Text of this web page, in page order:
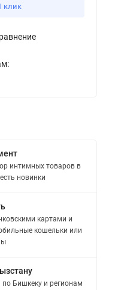
клик
интимных товаров в
новинки
картами и
кошельки или
по Бишкеку и регионам